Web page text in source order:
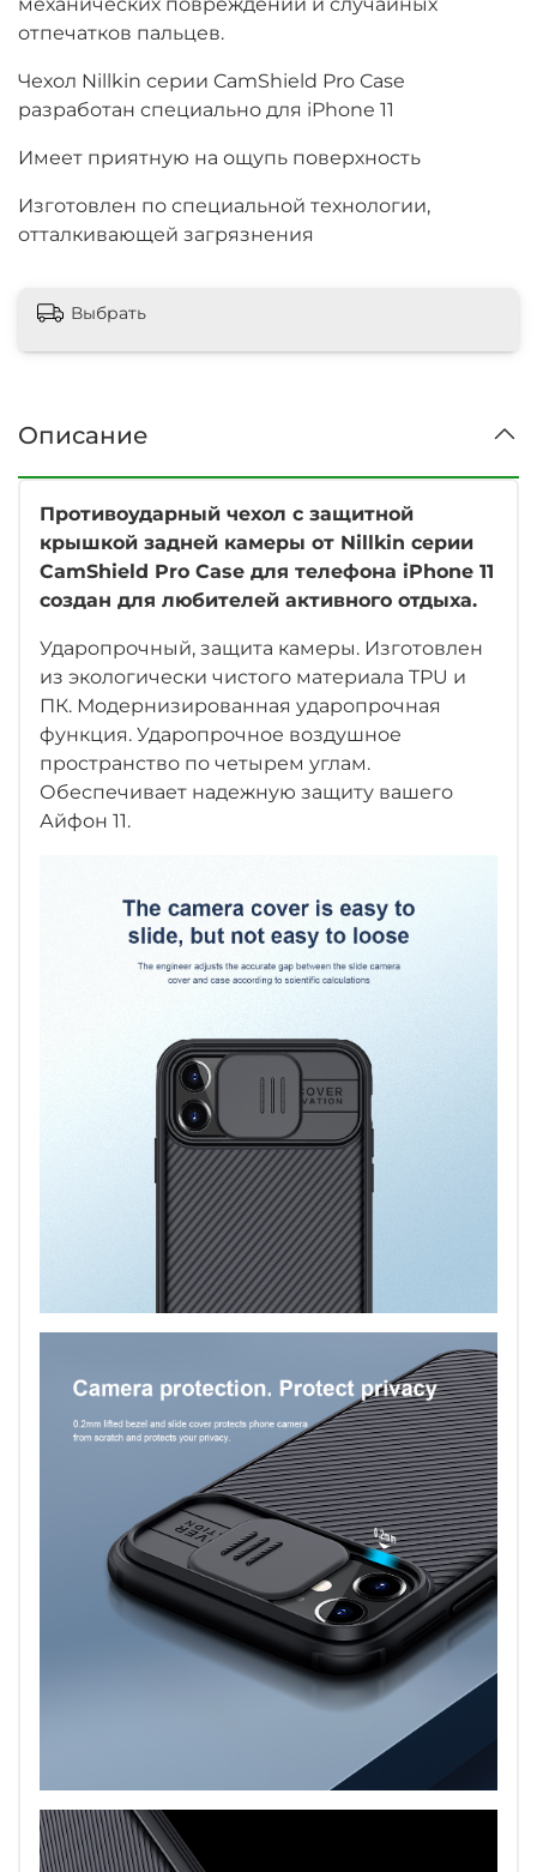
отпечатков пальцев.
Чехол Nillkin серии CamShield Pro Case
разработан специально для iPhone 11
Имеет приятную на ощупь поверхность
Изготовлен по специальной технологии,
отталкивающей загрязнения
Выбрать
Описание
Противоударный чехол с защитной
крышкой задней камеры от Nillkin серии
CamShield Pro Case для телефона iPhone 11
создан для любителей активного отдыха.
Ударопрочный, защита камеры. Изготовлен
из экологически чистого материала TPU и
ПК. Модернизированная ударопрочная
функция. Ударопрочное воздушное
пространство по четырем углам.
Обеспечивает надежную защиту вашего
Айфон 11.